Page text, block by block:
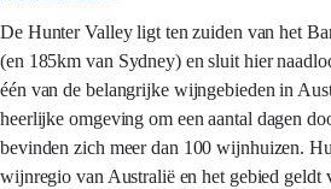
De Hunter Valley ligt ten zuiden van het
(en 185km van Sydney) en sluit hier
één van de belangrijke wijngebieden in
heerlijke omgeving om een aantal dagen
bevinden zich meer dan 100 wijnhuizen.
wijnregio van Australië en het gebied geldt